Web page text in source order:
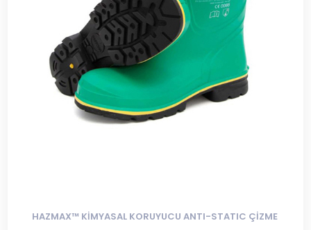
HAZMAX™ KİMYASAL KORUYUCU ANTI-STATIC ÇİZME